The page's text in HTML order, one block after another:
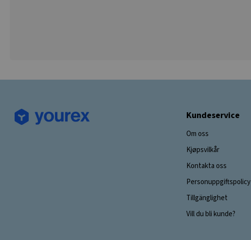
Kundeservice
Om oss
Kjøpsvilkår
Kontakta oss
Personuppgiftspolicy
Tillgänglighet
Vill du bli kunde?